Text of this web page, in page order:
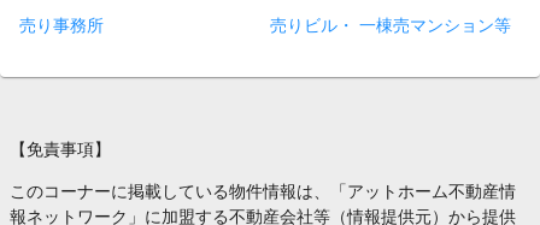
売り事務所 売りビル・ 一棟売マンション等
【免責事項】
このコーナーに掲載している物件情報は、「アットホーム不動産情
報ネットワーク」に加盟する不動産会社等（情報提供元）から提供